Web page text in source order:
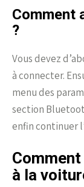
Comment
?
Vous devez
à connecter.
menu des
section
enfin continuer
à la